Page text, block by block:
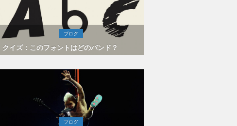
ブログ
クイズ：このフォントはどのバンド？
ブログ